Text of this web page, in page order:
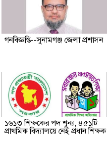
গনবিজ্ঞপ্তি--সুনামগঞ্জ জেলা প্রশাসন
১৬১৩ শিক্ষকের পদ শূন্য, ৪৫১টি
প্রাথমিক বিদ্যালয়ে নেই প্রধান শিক্ষক